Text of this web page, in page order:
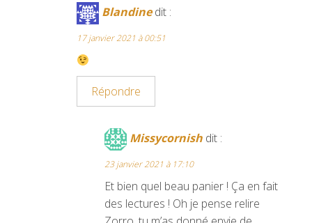
Blandine dit :
17 janvier 2021 à 00:51
Répondre
Missycornish dit :
23 janvier 2021 à 17:10
Et bien quel beau panier ! Ça en fait
des lectures ! Oh je pense relire